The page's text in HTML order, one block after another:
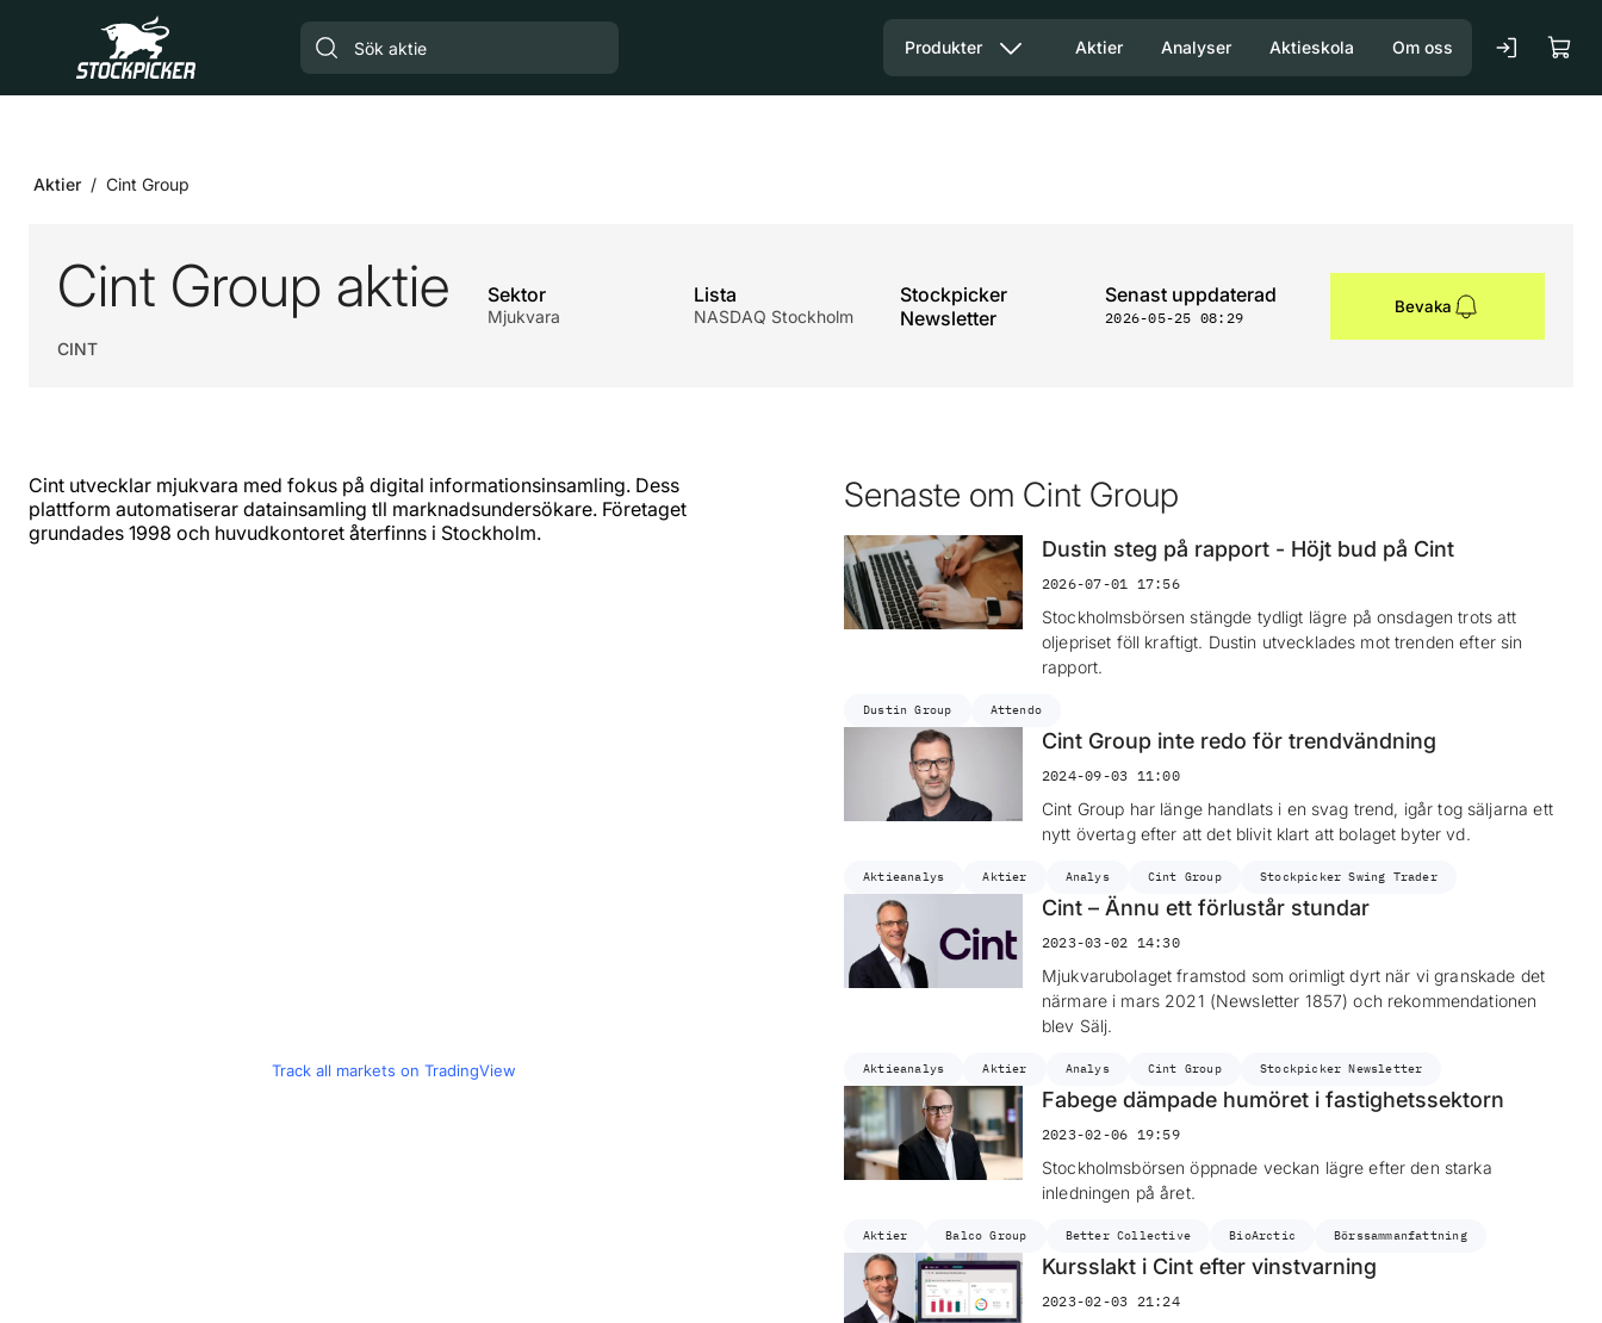
Gå till huvudinnehåll
Produkter Aktier Analyser Aktieskola Om oss
Aktier Cint Group
Cint Group aktie
CINT
Sektor
Mjukvara
Lista
NASDAQ Stockholm
Stockpicker
Newsletter
Senast uppdaterad
2026-05-25 08:29
Bevaka
Cint utvecklar mjukvara med fokus på digital informationsinsamling. Dess
plattform automatiserar datainsamling tll marknadsundersökare. Företaget
grundades 1998 och huvudkontoret återfinns i Stockholm.
Track all markets on TradingView
Senaste om Cint Group
Dustin steg på rapport - Höjt bud på Cint
2026-07-01 17:56
Stockholmsbörsen stängde tydligt lägre på onsdagen trots att
oljepriset föll kraftigt. Dustin utvecklades mot trenden efter sin
rapport.
Dustin Group Attendo
Cint Group inte redo för trendvändning
2024-09-03 11:00
Cint Group har länge handlats i en svag trend, igår tog säljarna ett
nytt övertag efter att det blivit klart att bolaget byter vd.
Aktieanalys Aktier Analys Cint Group Stockpicker Swing Trader
Cint – Ännu ett förlustår stundar
2023-03-02 14:30
Mjukvarubolaget framstod som orimligt dyrt när vi granskade det
närmare i mars 2021 (Newsletter 1857) och rekommendationen
blev Sälj.
Aktieanalys Aktier Analys Cint Group Stockpicker Newsletter
Fabege dämpade humöret i fastighetssektorn
2023-02-06 19:59
Stockholmsbörsen öppnade veckan lägre efter den starka
inledningen på året.
Aktier Balco Group Better Collective BioArctic Börssammanfattning
Kursslakt i Cint efter vinstvarning
2023-02-03 21:24